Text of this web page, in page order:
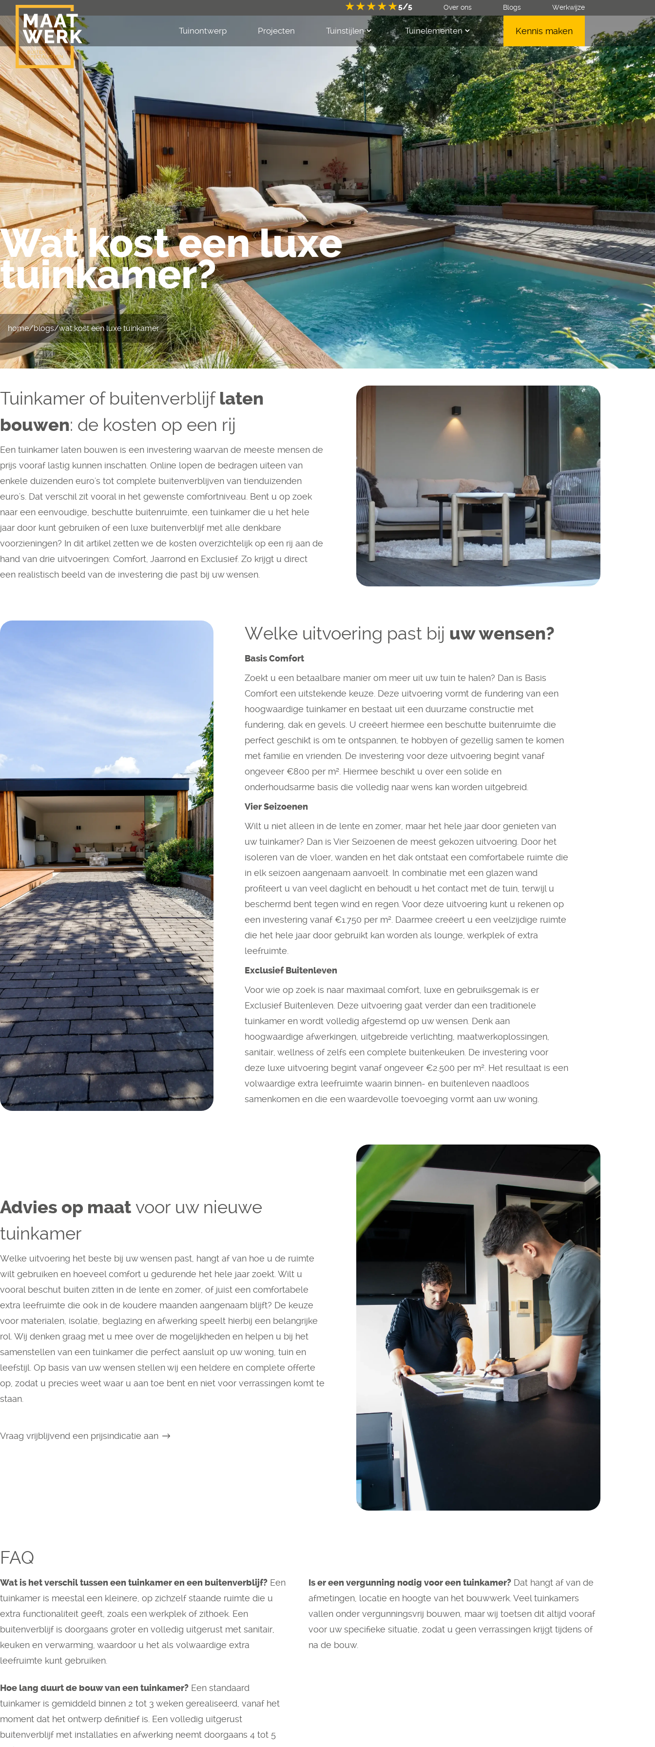
★★★★★5/5 Over ons Blogs Werkwijze
Tuinontwerp Projecten Tuinstijlen Tuinelementen Kennis maken
Wat kost een luxe
tuinkamer?
home/ blogs/ wat kost een luxe tuinkamer
Tuinkamer of buitenverblijf laten
bouwen: de kosten op een rij
Een tuinkamer laten bouwen is een investering waarvan de meeste mensen de
prijs vooraf lastig kunnen inschatten. Online lopen de bedragen uiteen van
enkele duizenden euro's tot complete buitenverblijven van tienduizenden
euro's. Dat verschil zit vooral in het gewenste comfortniveau. Bent u op zoek
naar een eenvoudige, beschutte buitenruimte, een tuinkamer die u het hele
jaar door kunt gebruiken of een luxe buitenverblijf met alle denkbare
voorzieningen? In dit artikel zetten we de kosten overzichtelijk op een rij aan de
hand van drie uitvoeringen: Comfort, Jaarrond en Exclusief. Zo krijgt u direct
een realistisch beeld van de investering die past bij uw wensen.
Welke uitvoering past bij uw wensen?
Basis Comfort
Zoekt u een betaalbare manier om meer uit uw tuin te halen? Dan is Basis
Comfort een uitstekende keuze. Deze uitvoering vormt de fundering van een
hoogwaardige tuinkamer en bestaat uit een duurzame constructie met
fundering, dak en gevels. U creëert hiermee een beschutte buitenruimte die
perfect geschikt is om te ontspannen, te hobbyen of gezellig samen te komen
met familie en vrienden. De investering voor deze uitvoering begint vanaf
ongeveer €800 per m². Hiermee beschikt u over een solide en
onderhoudsarme basis die volledig naar wens kan worden uitgebreid.
Vier Seizoenen
Wilt u niet alleen in de lente en zomer, maar het hele jaar door genieten van
uw tuinkamer? Dan is Vier Seizoenen de meest gekozen uitvoering. Door het
isoleren van de vloer, wanden en het dak ontstaat een comfortabele ruimte die
in elk seizoen aangenaam aanvoelt. In combinatie met een glazen wand
profiteert u van veel daglicht en behoudt u het contact met de tuin, terwijl u
beschermd bent tegen wind en regen. Voor deze uitvoering kunt u rekenen op
een investering vanaf €1.750 per m². Daarmee creëert u een veelzijdige ruimte
die het hele jaar door gebruikt kan worden als lounge, werkplek of extra
leefruimte.
Exclusief Buitenleven
Voor wie op zoek is naar maximaal comfort, luxe en gebruiksgemak is er
Exclusief Buitenleven. Deze uitvoering gaat verder dan een traditionele
tuinkamer en wordt volledig afgestemd op uw wensen. Denk aan
hoogwaardige afwerkingen, uitgebreide verlichting, maatwerkoplossingen,
sanitair, wellness of zelfs een complete buitenkeuken. De investering voor
deze luxe uitvoering begint vanaf ongeveer €2.500 per m². Het resultaat is een
volwaardige extra leefruimte waarin binnen- en buitenleven naadloos
samenkomen en die een waardevolle toevoeging vormt aan uw woning.
Advies op maat voor uw nieuwe
tuinkamer
Welke uitvoering het beste bij uw wensen past, hangt af van hoe u de ruimte
wilt gebruiken en hoeveel comfort u gedurende het hele jaar zoekt. Wilt u
vooral beschut buiten zitten in de lente en zomer, of juist een comfortabele
extra leefruimte die ook in de koudere maanden aangenaam blijft? De keuze
voor materialen, isolatie, beglazing en afwerking speelt hierbij een belangrijke
rol. Wij denken graag met u mee over de mogelijkheden en helpen u bij het
samenstellen van een tuinkamer die perfect aansluit op uw woning, tuin en
leefstijl. Op basis van uw wensen stellen wij een heldere en complete offerte
op, zodat u precies weet waar u aan toe bent en niet voor verrassingen komt te
staan.
Vraag vrijblijvend een prijsindicatie aan
FAQ
Wat is het verschil tussen een tuinkamer en een buitenverblijf? Een
tuinkamer is meestal een kleinere, op zichzelf staande ruimte die u
extra functionaliteit geeft, zoals een werkplek of zithoek. Een
buitenverblijf is doorgaans groter en volledig uitgerust met sanitair,
keuken en verwarming, waardoor u het als volwaardige extra
leefruimte kunt gebruiken.
Hoe lang duurt de bouw van een tuinkamer? Een standaard
tuinkamer is gemiddeld binnen 2 tot 3 weken gerealiseerd, vanaf het
moment dat het ontwerp definitief is. Een volledig uitgerust
buitenverblijf met installaties en afwerking neemt doorgaans 4 tot 5
Is er een vergunning nodig voor een tuinkamer? Dat hangt af van de
afmetingen, locatie en hoogte van het bouwwerk. Veel tuinkamers
vallen onder vergunningsvrij bouwen, maar wij toetsen dit altijd vooraf
voor uw specifieke situatie, zodat u geen verrassingen krijgt tijdens of
na de bouw.
★★★★★
close
Tuinontwerp
Projecten
Tuinstijlen
Tuinelementen
Kennis maken
Over ons
Blogs
Werkwijze